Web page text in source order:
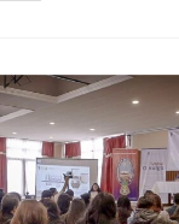
OTORGADA
POR
EL
SENAPI